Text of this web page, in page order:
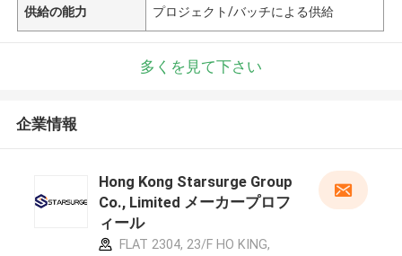
供給の能力 プロジェクト/バッチによる供給
多くを見て下さい
企業情報
Hong Kong Starsurge Group
Co., Limited メーカープロフ
ィール
FLAT 2304, 23/F HO KING,